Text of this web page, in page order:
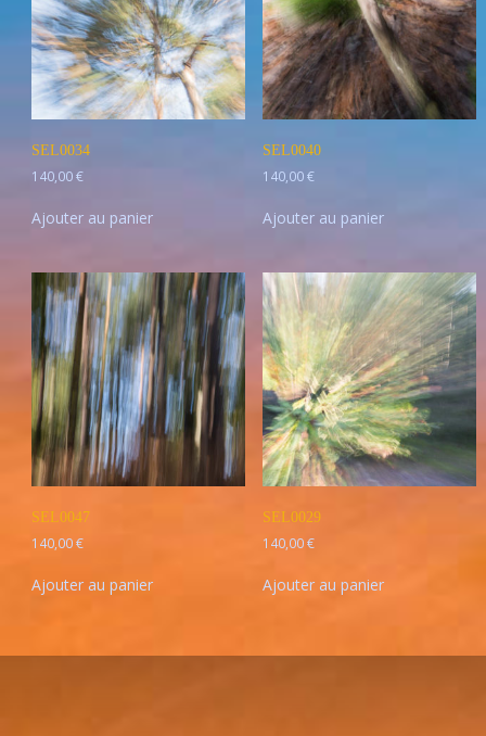
SEL0034
140,00€
Ajouter au panier
SEL0040
140,00€
Ajouter au panier
SEL0047
140,00€
Ajouter au panier
SEL0029
140,00€
Ajouter au panier